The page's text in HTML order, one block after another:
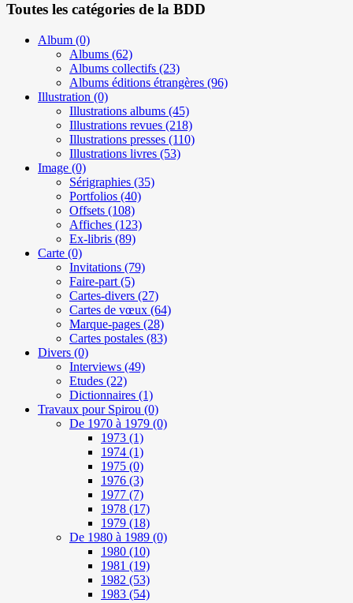
Toutes les catégories de la BDD
Album (0)
Albums (62)
Albums collectifs (23)
Albums éditions étrangères (96)
Illustration (0)
Illustrations albums (45)
Illustrations revues (218)
Illustrations presses (110)
Illustrations livres (53)
Image (0)
Sérigraphies (35)
Portfolios (40)
Offsets (108)
Affiches (123)
Ex-libris (89)
Carte (0)
Invitations (79)
Faire-part (5)
Cartes-divers (27)
Cartes de vœux (64)
Marque-pages (28)
Cartes postales (83)
Divers (0)
Interviews (49)
Etudes (22)
Dictionnaires (1)
Travaux pour Spirou (0)
De 1970 à 1979 (0)
1973 (1)
1974 (1)
1975 (0)
1976 (3)
1977 (7)
1978 (17)
1979 (18)
De 1980 à 1989 (0)
1980 (10)
1981 (19)
1982 (53)
1983 (54)